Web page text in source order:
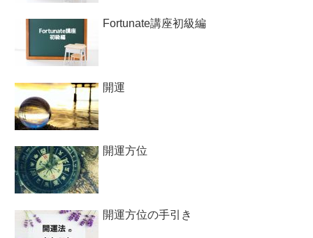
Fortunate講座初級編
開運
開運方位
開運方位の手引き